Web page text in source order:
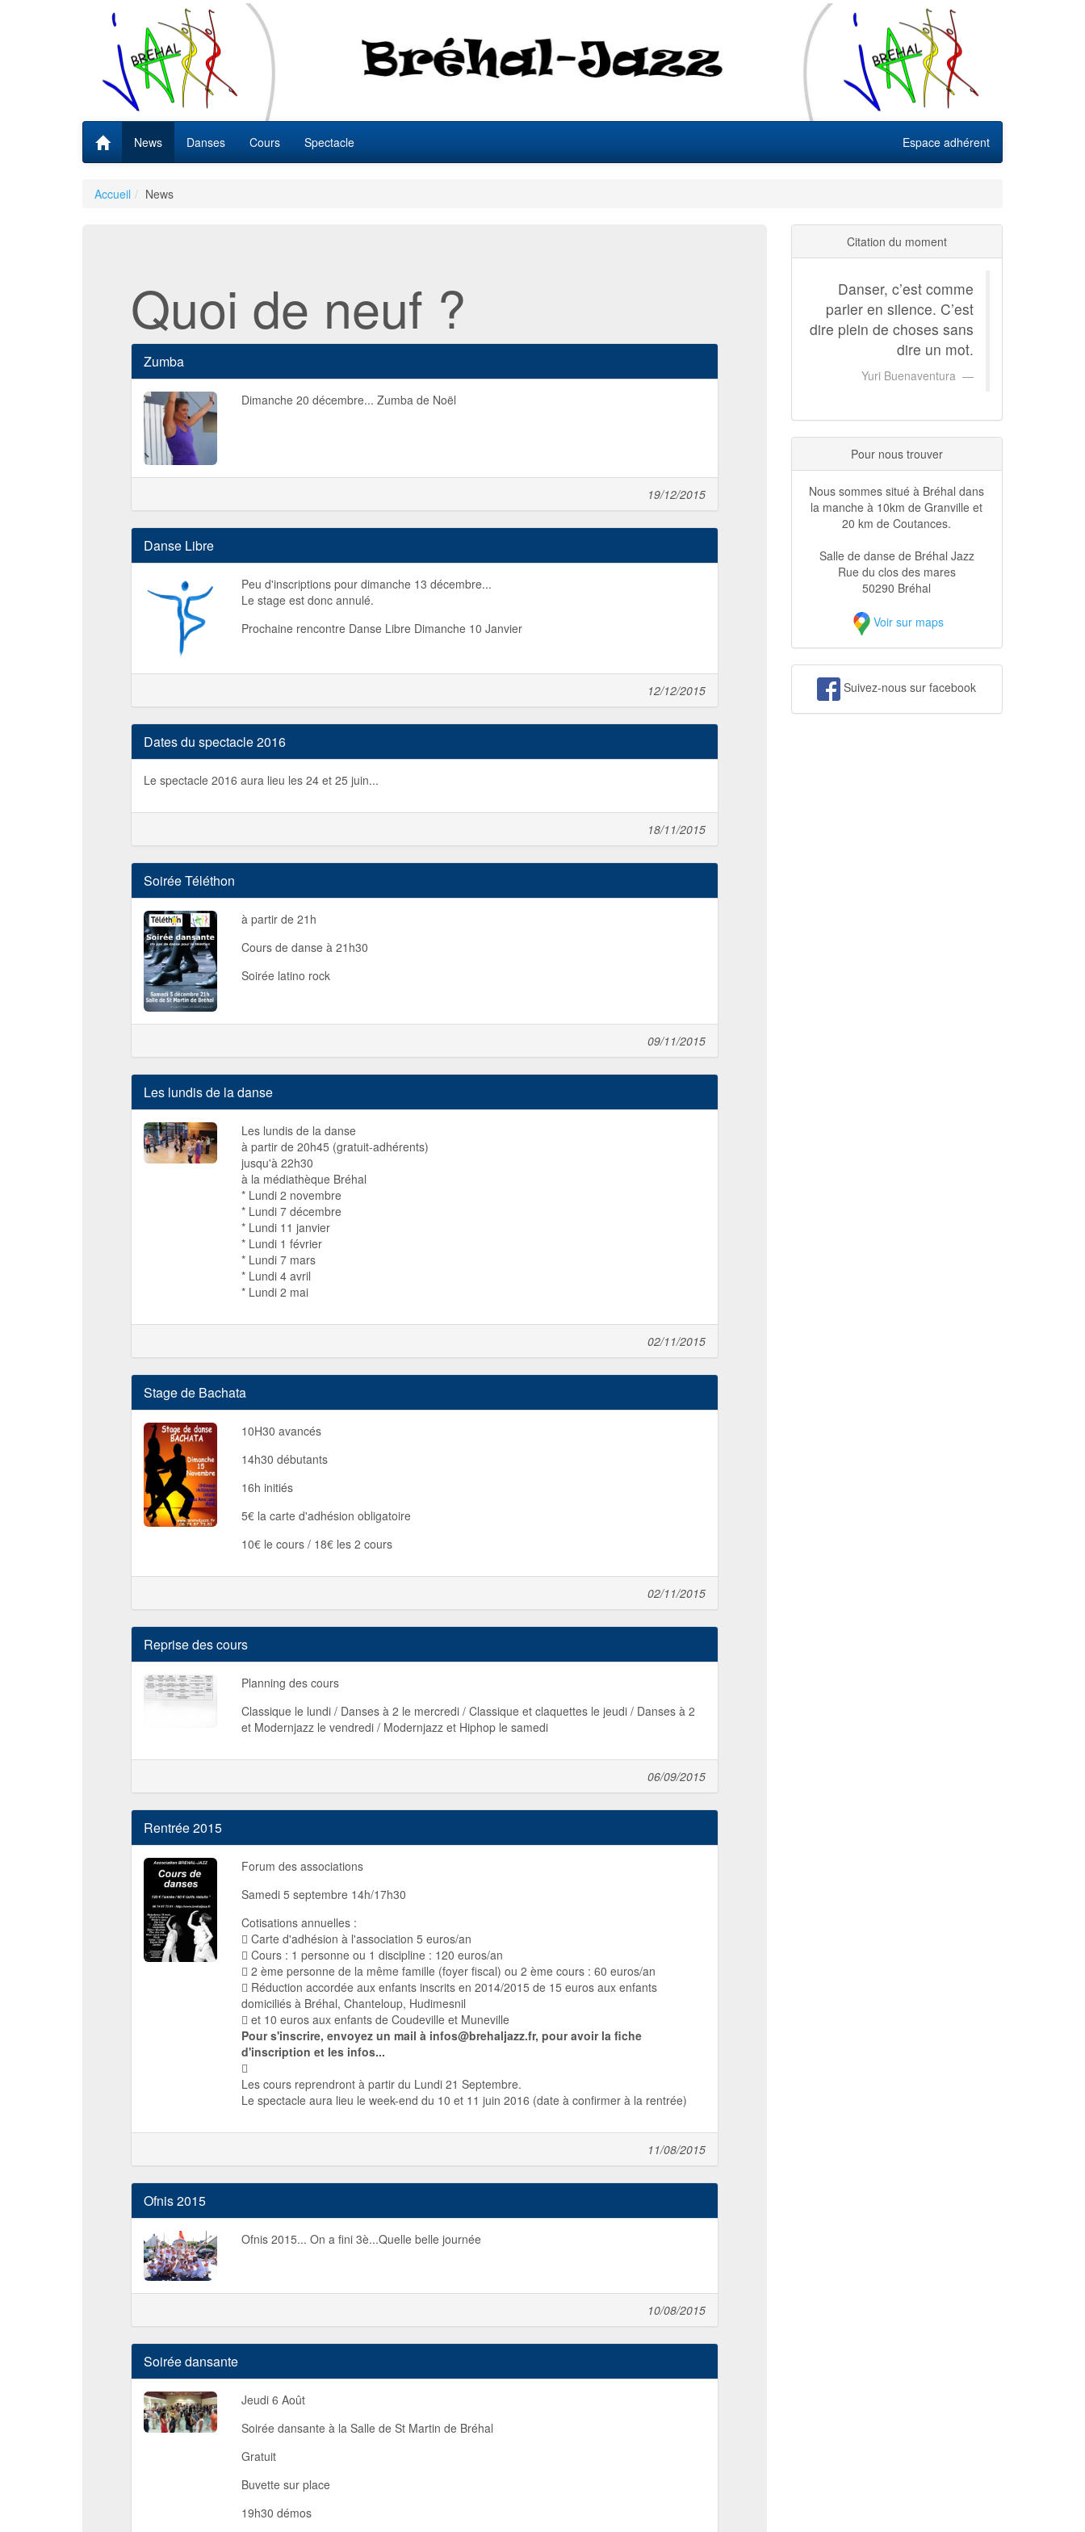
News Danses Cours Spectacle Espace adhérent
Accueil News
Quoi de neuf ?
Zumba
Dimanche 20 décembre... Zumba de Noël
19/12/2015
Danse Libre
Peu d'inscriptions pour dimanche 13 décembre...
Le stage est donc annulé.
Prochaine rencontre Danse Libre Dimanche 10 Janvier
12/12/2015
Dates du spectacle 2016
Le spectacle 2016 aura lieu les 24 et 25 juin...
18/11/2015
Soirée Téléthon
à partir de 21h
Cours de danse à 21h30
Soirée latino rock
09/11/2015
Les lundis de la danse
Les lundis de la danse
à partir de 20h45 (gratuit-adhérents)
jusqu'à 22h30
à la médiathèque Bréhal
* Lundi 2 novembre
* Lundi 7 décembre
* Lundi 11 janvier
* Lundi 1 février
* Lundi 7 mars
* Lundi 4 avril
* Lundi 2 mai
02/11/2015
Stage de Bachata
10H30 avancés
14h30 débutants
16h initiés
5€ la carte d'adhésion obligatoire
10€ le cours / 18€ les 2 cours
02/11/2015
Reprise des cours
Planning des cours
Classique le lundi / Danses à 2 le mercredi / Classique et claquettes le jeudi / Danses à 2
et Modernjazz le vendredi / Modernjazz et Hiphop le samedi
06/09/2015
Rentrée 2015
Forum des associations
Samedi 5 septembre 14h/17h30
Cotisations annuelles :
 Carte d'adhésion à l'association 5 euros/an
 Cours : 1 personne ou 1 discipline : 120 euros/an
 2 ème personne de la même famille (foyer fiscal) ou 2 ème cours : 60 euros/an
 Réduction accordée aux enfants inscrits en 2014/2015 de 15 euros aux enfants
domiciliés à Bréhal, Chanteloup, Hudimesnil
 et 10 euros aux enfants de Coudeville et Muneville
Pour s'inscrire, envoyez un mail à infos@brehaljazz.fr, pour avoir la fiche
d'inscription et les infos...

Les cours reprendront à partir du Lundi 21 Septembre.
Le spectacle aura lieu le week-end du 10 et 11 juin 2016 (date à confirmer à la rentrée)
11/08/2015
Ofnis 2015
Ofnis 2015... On a fini 3è...Quelle belle journée
10/08/2015
Soirée dansante
Jeudi 6 Août
Soirée dansante à la Salle de St Martin de Bréhal
Gratuit
Buvette sur place
19h30 démos
Citation du moment
Danser, c’est comme
parler en silence. C’est
dire plein de choses sans
dire un mot.
Yuri Buenaventura
Pour nous trouver
Nous sommes situé à Bréhal dans
la manche à 10km de Granville et
20 km de Coutances.
Salle de danse de Bréhal Jazz
Rue du clos des mares
50290 Bréhal
Voir sur maps
Suivez-nous sur facebook